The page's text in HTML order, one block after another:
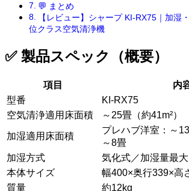
💬 まとめ
【レビュー】シャープ KI-RX75｜加湿
位クラス空気清浄機
✅ 製品スペック（概要）
項目
内
型番
KI-RX75
空気清浄適用床面積
～25畳（約41m²）
加湿適用床面積
プレハブ洋室：～
～8畳
加湿方式
気化式／加湿量最
本体サイズ
幅400×奥行339×高
質量
約12kg